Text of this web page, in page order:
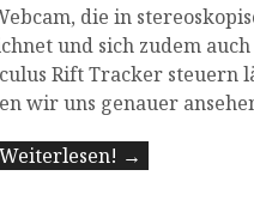
die in
und sich zudem
Rift Tracker steuern
wir uns genauer
→